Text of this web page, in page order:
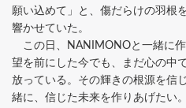
願い込めて」と、傷だらけの羽根
響かせていた。
この日、NANIMONOと一緒に
望を前にした今でも、まだ心の中
放っている。その輝きの根源を信
緒に、信じた未来を作りあげたい